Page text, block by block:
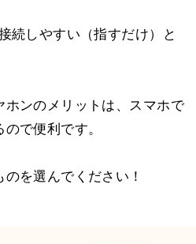
続しやすい（指すだけ）と
ホンのメリットは、スマホで
で便利です。
を選んでください！